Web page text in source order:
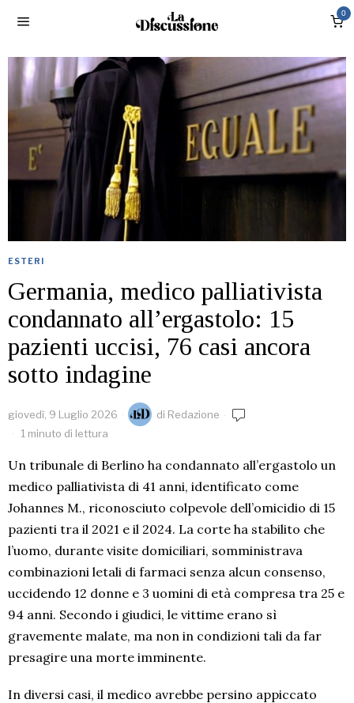
0
ESTERI
Germania, medico palliativista
condannato all’ergastolo: 15
pazienti uccisi, 76 casi ancora
sotto indagine
giovedì, 9 Luglio 2026 di Redazione
1 minuto di lettura
Un tribunale di Berlino ha condannato all’ergastolo un
medico palliativista di 41 anni, identificato come
Johannes M., riconosciuto colpevole dell’omicidio di 15
pazienti tra il 2021 e il 2024. La corte ha stabilito che
l’uomo, durante visite domiciliari, somministrava
combinazioni letali di farmaci senza alcun consenso,
uccidendo 12 donne e 3 uomini di età compresa tra 25 e
94 anni. Secondo i giudici, le vittime erano sì
gravemente malate, ma non in condizioni tali da far
presagire una morte imminente.
In diversi casi, il medico avrebbe persino appiccato